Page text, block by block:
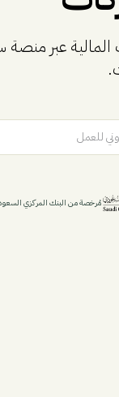
عبر
للعمل
مُرخصة من البنك المركزي